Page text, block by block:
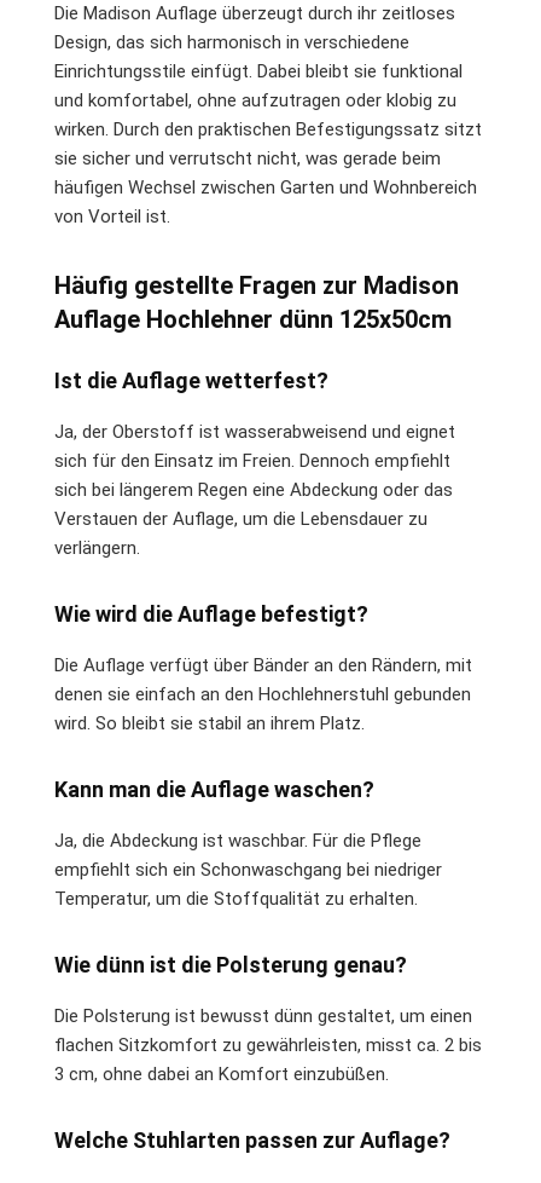
Die Madison Auflage überzeugt durch ihr zeitloses
Design, das sich harmonisch in verschiedene
Einrichtungsstile einfügt. Dabei bleibt sie funktional
und komfortabel, ohne aufzutragen oder klobig zu
wirken. Durch den praktischen Befestigungssatz sitzt
sie sicher und verrutscht nicht, was gerade beim
häufigen Wechsel zwischen Garten und Wohnbereich
von Vorteil ist.
Häufig gestellte Fragen zur Madison
Auflage Hochlehner dünn 125x50cm
Ist die Auflage wetterfest?
Ja, der Oberstoff ist wasserabweisend und eignet
sich für den Einsatz im Freien. Dennoch empfiehlt
sich bei längerem Regen eine Abdeckung oder das
Verstauen der Auflage, um die Lebensdauer zu
verlängern.
Wie wird die Auflage befestigt?
Die Auflage verfügt über Bänder an den Rändern, mit
denen sie einfach an den Hochlehnerstuhl gebunden
wird. So bleibt sie stabil an ihrem Platz.
Kann man die Auflage waschen?
Ja, die Abdeckung ist waschbar. Für die Pflege
empfiehlt sich ein Schonwaschgang bei niedriger
Temperatur, um die Stoffqualität zu erhalten.
Wie dünn ist die Polsterung genau?
Die Polsterung ist bewusst dünn gestaltet, um einen
flachen Sitzkomfort zu gewährleisten, misst ca. 2 bis
3 cm, ohne dabei an Komfort einzubüßen.
Welche Stuhlarten passen zur Auflage?